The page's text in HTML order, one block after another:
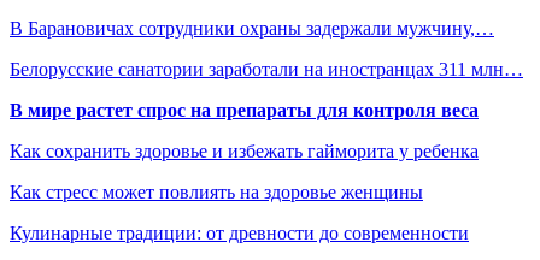
В Барановичах сотрудники охраны задержали мужчину,…
Белорусские санатории заработали на иностранцах 311 млн…
В мире растет спрос на препараты для контроля веса
Как сохранить здоровье и избежать гайморита у ребенка
Как стресс может повлиять на здоровье женщины
Кулинарные традиции: от древности до современности